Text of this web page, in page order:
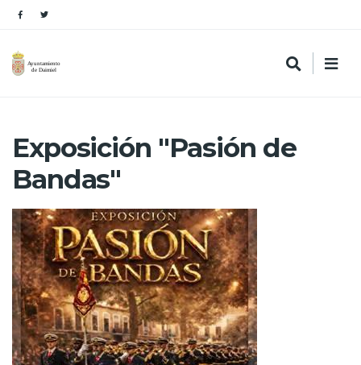
Exposición "Pasión de
Bandas"